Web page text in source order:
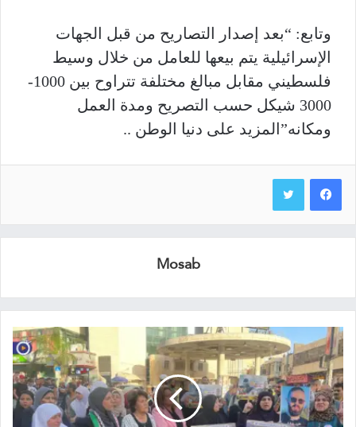
وتابع: “بعد إصدار التصاريح من قبل الجهات
الإسرائيلية يتم بيعها للعامل من خلال وسيط
فلسطيني مقابل مبالغ مختلفة تتراوح بين 1000-
3000 شيكل حسب التصريح ومدة العمل
ومكانه”المزيد على دنيا الوطن ..
Mosab